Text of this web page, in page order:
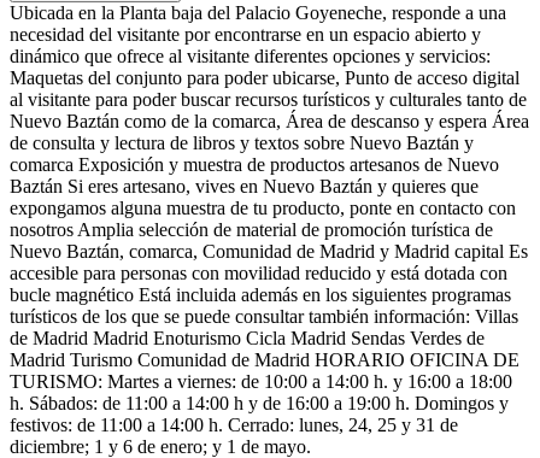
Ubicada en la Planta baja del Palacio Goyeneche, responde a una
necesidad del visitante por encontrarse en un espacio abierto y
dinámico que ofrece al visitante diferentes opciones y servicios:
Maquetas del conjunto para poder ubicarse, Punto de acceso digital
al visitante para poder buscar recursos turísticos y culturales tanto de
Nuevo Baztán como de la comarca, Área de descanso y espera Área
de consulta y lectura de libros y textos sobre Nuevo Baztán y
comarca Exposición y muestra de productos artesanos de Nuevo
Baztán Si eres artesano, vives en Nuevo Baztán y quieres que
expongamos alguna muestra de tu producto, ponte en contacto con
nosotros Amplia selección de material de promoción turística de
Nuevo Baztán, comarca, Comunidad de Madrid y Madrid capital Es
accesible para personas con movilidad reducido y está dotada con
bucle magnético Está incluida además en los siguientes programas
turísticos de los que se puede consultar también información: Villas
de Madrid Madrid Enoturismo Cicla Madrid Sendas Verdes de
Madrid Turismo Comunidad de Madrid HORARIO OFICINA DE
TURISMO: Martes a viernes: de 10:00 a 14:00 h. y 16:00 a 18:00
h. Sábados: de 11:00 a 14:00 h y de 16:00 a 19:00 h. Domingos y
festivos: de 11:00 a 14:00 h. Cerrado: lunes, 24, 25 y 31 de
diciembre; 1 y 6 de enero; y 1 de mayo.